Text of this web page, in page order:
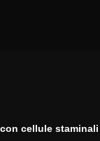
cellule staminali